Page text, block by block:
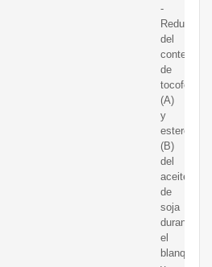
-
Reducción
del
contenido
de
tocoferol
(A)
y
esterol
(B)
del
aceite
de
soja
durante
el
blanqueo